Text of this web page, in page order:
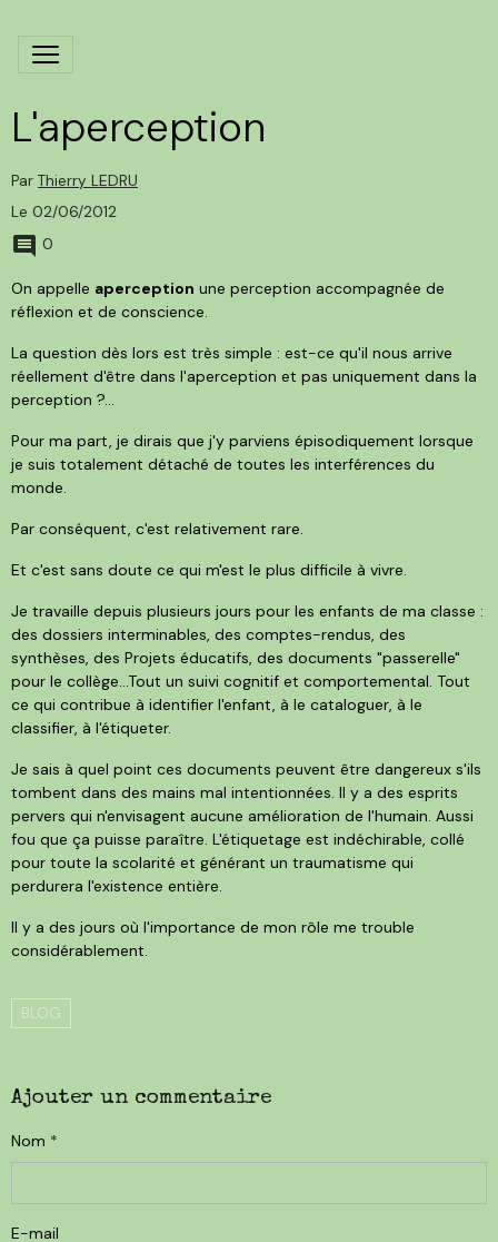
L'aperception
Par Thierry LEDRU
Le 02/06/2012
0
On appelle aperception une perception accompagnée de
réflexion et de conscience.
La question dès lors est très simple : est-ce qu'il nous arrive
réellement d'être dans l'aperception et pas uniquement dans la
perception ?...
Pour ma part, je dirais que j'y parviens épisodiquement lorsque
je suis totalement détaché de toutes les interférences du
monde.
Par conséquent, c'est relativement rare.
Et c'est sans doute ce qui m'est le plus difficile à vivre.
Je travaille depuis plusieurs jours pour les enfants de ma classe :
des dossiers interminables, des comptes-rendus, des
synthèses, des Projets éducatifs, des documents "passerelle"
pour le collège...Tout un suivi cognitif et comportemental. Tout
ce qui contribue à identifier l'enfant, à le cataloguer, à le
classifier, à l'étiqueter.
Je sais à quel point ces documents peuvent être dangereux s'ils
tombent dans des mains mal intentionnées. Il y a des esprits
pervers qui n'envisagent aucune amélioration de l'humain. Aussi
fou que ça puisse paraître. L'étiquetage est indéchirable, collé
pour toute la scolarité et générant un traumatisme qui
perdurera l'existence entière.
Il y a des jours où l'importance de mon rôle me trouble
considérablement.
BLOG
Ajouter un commentaire
Nom
E-mail